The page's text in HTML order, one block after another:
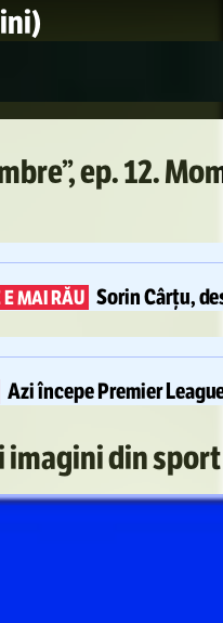
ep. 12.
MAI RĂU Sorin Cârțu,
Azi începe Premier
imagini din sport